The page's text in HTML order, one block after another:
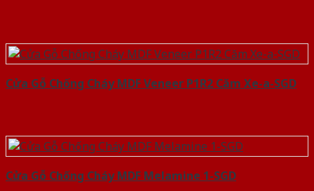
Cửa Gỗ Chống Cháy MDF Veneer P1R2 Căm Xe-a-SGD
Cửa Gỗ Chống Cháy MDF Melamine 1-SGD